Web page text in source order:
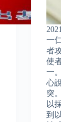
一
者
使
一
心
突
以
到